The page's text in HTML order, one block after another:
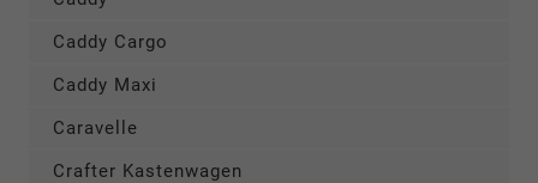
Caddy Cargo
Caddy Maxi
Caravelle
Crafter Kastenwagen